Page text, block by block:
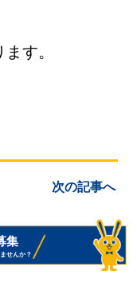
す。
次の記事へ
集
せんか？